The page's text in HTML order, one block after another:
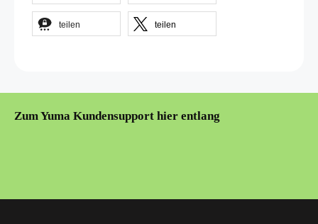
teilen teilen
Zum Yuma Kundensupport hier entlang